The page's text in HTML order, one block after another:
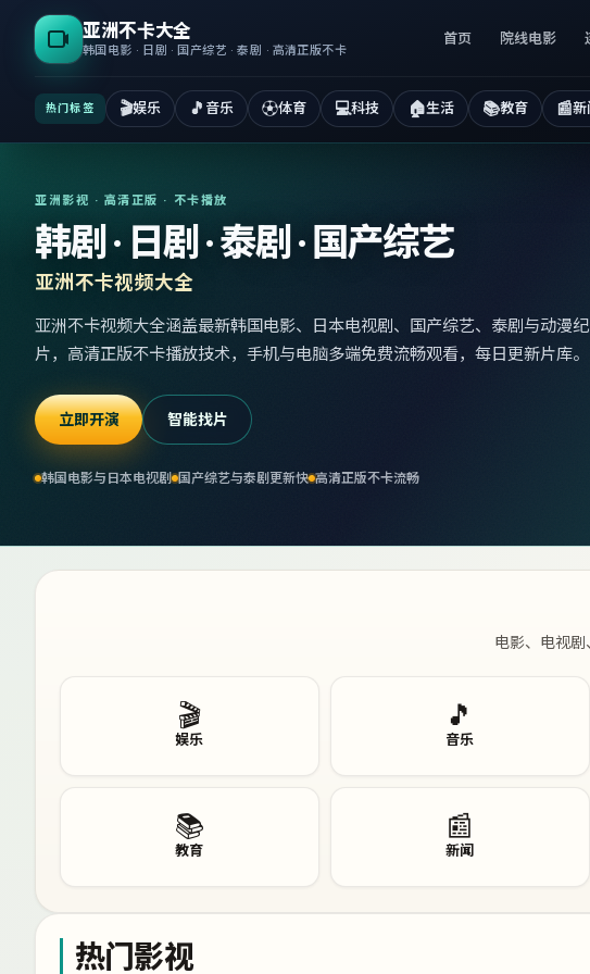
亚洲不卡大全
韩国电影 · 日剧 · 国产综艺 · 泰剧 · 高清正版不卡
首页 院线电影
热门标签 🎬娱乐 🎵 音乐 ⚽体育 💻科技 🏠生活 📚教育 📰新
亚洲影视 · 高清正版 · 不卡播放
韩剧 · 日剧 · 泰剧 · 国产综艺
亚洲不卡视频大全
亚洲不卡视频大全涵盖最新韩国电影、日本电视剧、国产综艺、泰剧与动漫
片，高清正版不卡播放技术，手机与电脑多端免费流畅观看，每日更新片库。
立即开演 智能找片
韩国电影与日本电视剧 国产综艺与泰剧更新快 高清正版不卡流畅
电影、电视
🎬
娱乐
🎵
音乐
📚
教育
📰
新闻
热门影视